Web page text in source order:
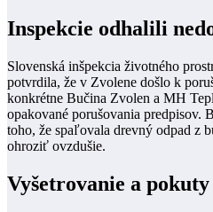
Inspekcie odhalili
Slovenská inšpekcia životného
potvrdila, že v Zvolene došlo k
konkrétne Bučina Zvolen a MH
opakované porušovania predpisov.
toho, že spaľovala drevný odpad z
ohroziť ovzdušie.
Vyšetrovanie a pokuty